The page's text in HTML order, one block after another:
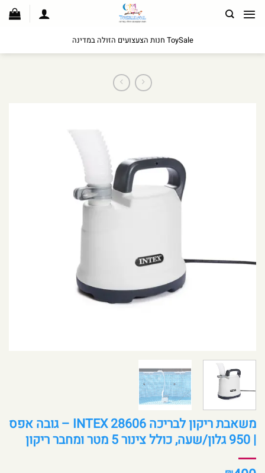
לתוכן
ToySale חנות הצעצועים הזולה במדינה
משאבת ריקון לבריכה INTEX 28606 – גובה אפס
| 950 גלון/שעה, כולל צינור 5 מטר ומחבר ריקון